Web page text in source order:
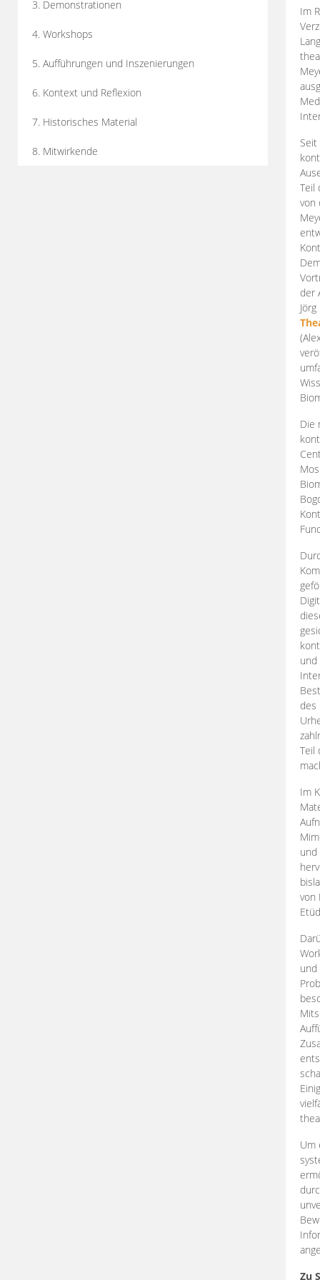
3. Demonstrationen
4. Workshops
5. Aufführungen und Inszenierungen
6. Kontext und Reflexion
7. Historisches Material
8. Mitwirkende
Im
Teil
von
der
Die
des
Teil
Im
und
von
und
Um
Zu